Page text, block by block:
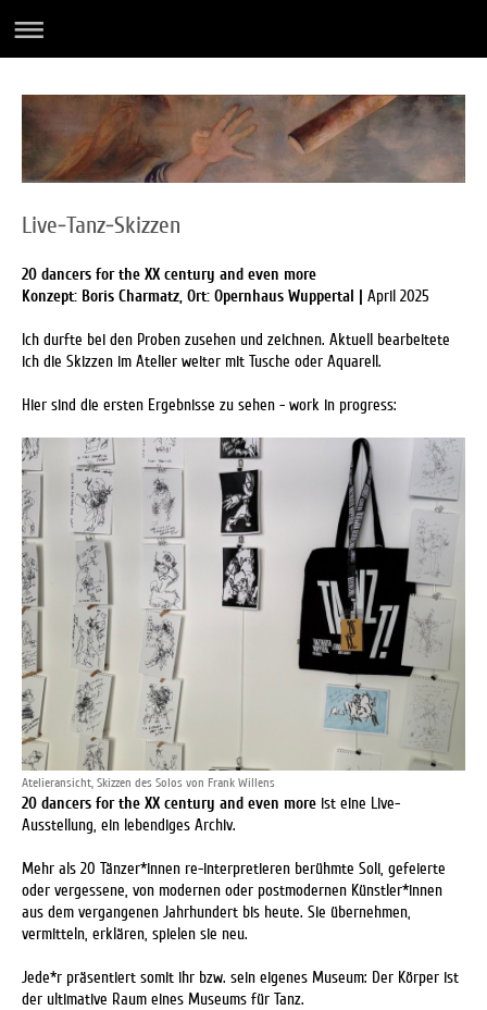
Live-Tanz-Skizzen
20 dancers for the XX century and even more
Konzept: Boris Charmatz, Ort: Opernhaus Wuppertal | April 2025
Ich durfte bei den Proben zusehen und zeichnen. Aktuell bearbeitete
ich die Skizzen im Atelier weiter mit Tusche oder Aquarell.
Hier sind die ersten Ergebnisse zu sehen - work in progress:
Atelieransicht, Skizzen des Solos von Frank Willens
20 dancers for the XX century and even more ist eine Live-
Ausstellung, ein lebendiges Archiv.
Mehr als 20 Tänzer*innen re-interpretieren berühmte Soli, gefeierte
oder vergessene, von modernen oder postmodernen Künstler*innen
aus dem vergangenen Jahrhundert bis heute. Sie übernehmen,
vermitteln, erklären, spielen sie neu.
Jede*r präsentiert somit ihr bzw. sein eigenes Museum: Der Körper ist
der ultimative Raum eines Museums für Tanz.